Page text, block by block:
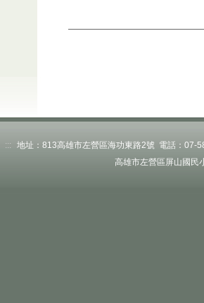
:::
地址：813高雄市左營區海功東路2號 電話：07-
高雄市左營區屏山國民